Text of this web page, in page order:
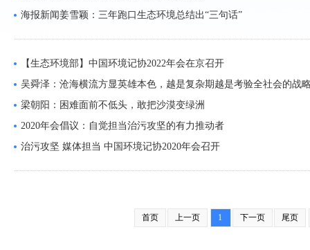
海报新闻姜雪颖：三年跑口生态环境总结出“三句话”
【生态环境部】中国环境记协2022年会在京召开
吴舜泽：沧海横流方显英雄本色，越是复杂期越是考验全社会的战
梁朝阳：困难面前不低头，敢把沙漠变绿洲
2020年会倡议：自觉担当治污攻坚的有力推动者
治污攻坚 媒体担当 中国环境记协2020年会召开
首页 上一页 1 下一页 尾页